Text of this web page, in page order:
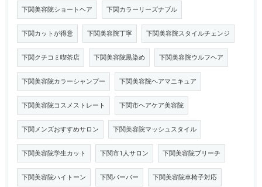
下関美容院ショートヘア 下関カラーリーズナブル
下関カットが得意 下関美容院丁寧 下関美容院スタイルチェンジ
下関クチコミ喫茶店 下関美容院黒染め 下関美容院ウルフヘア
下関美容院カラーシャンプー 下関美容院ヘアマニキュア
下関美容院コスメストレート 下関市ヘアケア美容院
下関メンズおすすめサロン 下関美容院マッシュスタイル
下関美容院学生カット 下関市1人サロン 下関美容院ブリーチ
下関美容院ハイトーン 下関バーバー 下関美容院車椅子対応